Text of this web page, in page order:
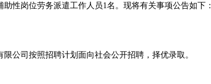
性岗位劳务派遣工作人员1名。现将有关事项公告如下：
公司按照招聘计划面向社会公开招聘，择优录取。